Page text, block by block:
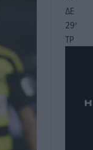
ΔΕ
29°
ΤΡ